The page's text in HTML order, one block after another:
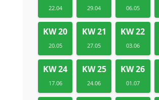
22.04 29.04 06.05
KW 20
20.05
KW 21
27.05
KW 22
03.06
KW 24
17.06
KW 25
24.06
KW 26
01.07